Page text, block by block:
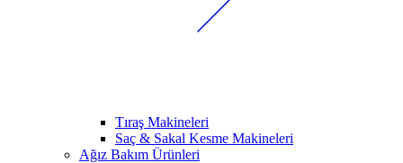
Tıraş Makineleri
Saç & Sakal Kesme Makineleri
Ağız Bakım Ürünleri